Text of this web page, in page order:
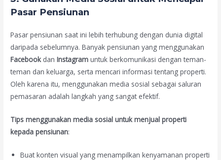
Pasar Pensiunan
Pasar pensiunan saat ini lebih terhubung dengan dunia digital
daripada sebelumnya. Banyak pensiunan yang menggunakan
FacebookdanInstagram untuk berkomunikasi dengan teman-
teman dan keluarga, serta mencari informasi tentang properti.
Oleh karena itu, menggunakan media sosial sebagai saluran
pemasaran adalah langkah yang sangat efektif.
Tips menggunakan media sosial untuk menjual properti
kepada pensiunan:
Buat konten visual yang menampilkan kenyamanan properti